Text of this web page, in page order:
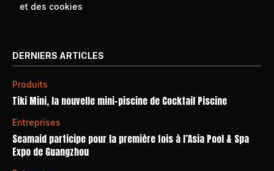
et des cookies
DERNIERS ARTICLES
Produits
Tiki Mini, la nouvelle mini-piscine de Cocktail Piscine
Entreprises
Seamaid participe pour la première fois à l’Asia Pool & Spa
Expo de Guangzhou